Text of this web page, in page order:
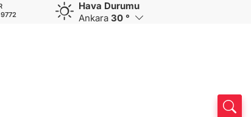
CHF
58,6683
CAD
34,0143
Hava Durumu
Ankara 30 °